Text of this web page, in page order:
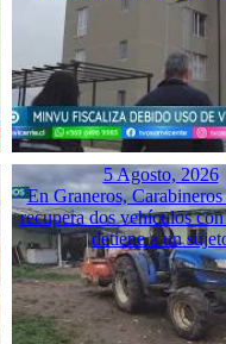
5 Agosto, 2026
En Graneros,
recupera dos vehículos
detiene a un